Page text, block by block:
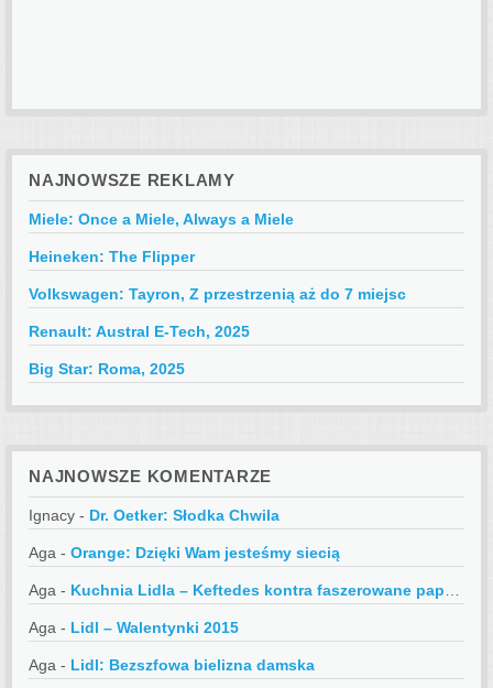
NAJNOWSZE REKLAMY
Miele: Once a Miele, Always a Miele
Heineken: The Flipper
Volkswagen: Tayron, Z przestrzenią aż do 7 miejsc
Renault: Austral E-Tech, 2025
Big Star: Roma, 2025
NAJNOWSZE KOMENTARZE
Ignacy - Dr. Oetker: Słodka Chwila
Aga - Orange: Dzięki Wam jesteśmy siecią
Aga - Kuchnia Lidla – Keftedes kontra faszerowane papryczki
Aga - Lidl – Walentynki 2015
Aga - Lidl: Bezszfowa bielizna damska